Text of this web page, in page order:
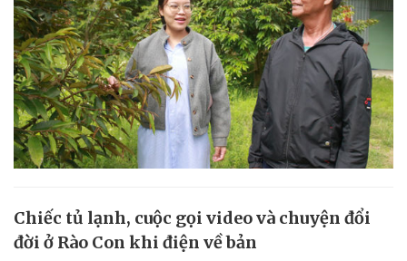
Chiếc tủ lạnh, cuộc gọi video và chuyện đổi
đời ở Rào Con khi điện về bản